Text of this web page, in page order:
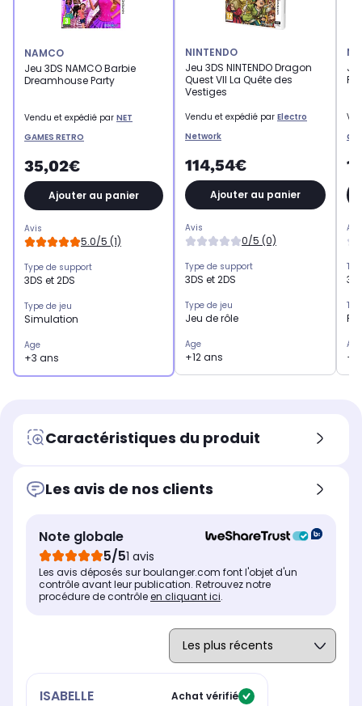
NAMCO
Jeu 3DS NAMCO Barbie
Dreamhouse Party
Vendu et expédié par NET
GAMES RETRO
35,02€
Ajouter au panier
Avis
5.0/5 (1)
Type de support
3DS et 2DS
Type de jeu
Simulation
Age
+3 ans
NINTENDO
Jeu 3DS NINTENDO Dragon
Quest VII La Quête des
Vestiges
Vendu et expédié par Electro
Network
114,54€
Ajouter au panier
Avis
0/5 (0)
Type de support
3DS et 2DS
Type de jeu
Jeu de rôle
Age
+12 ans
Age
Caractéristiques du produit
Les avis de nos clients
Note globale
5/51 avis
Les avis déposés sur boulanger.com font l'objet d'un
contrôle avant leur publication. Retrouvez notre
procédure de contrôleen cliquant ici.
ISABELLE Achat vérifié